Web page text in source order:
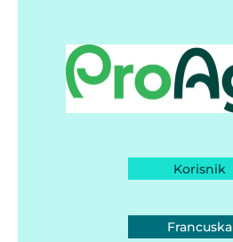
Korisnik
Francuska